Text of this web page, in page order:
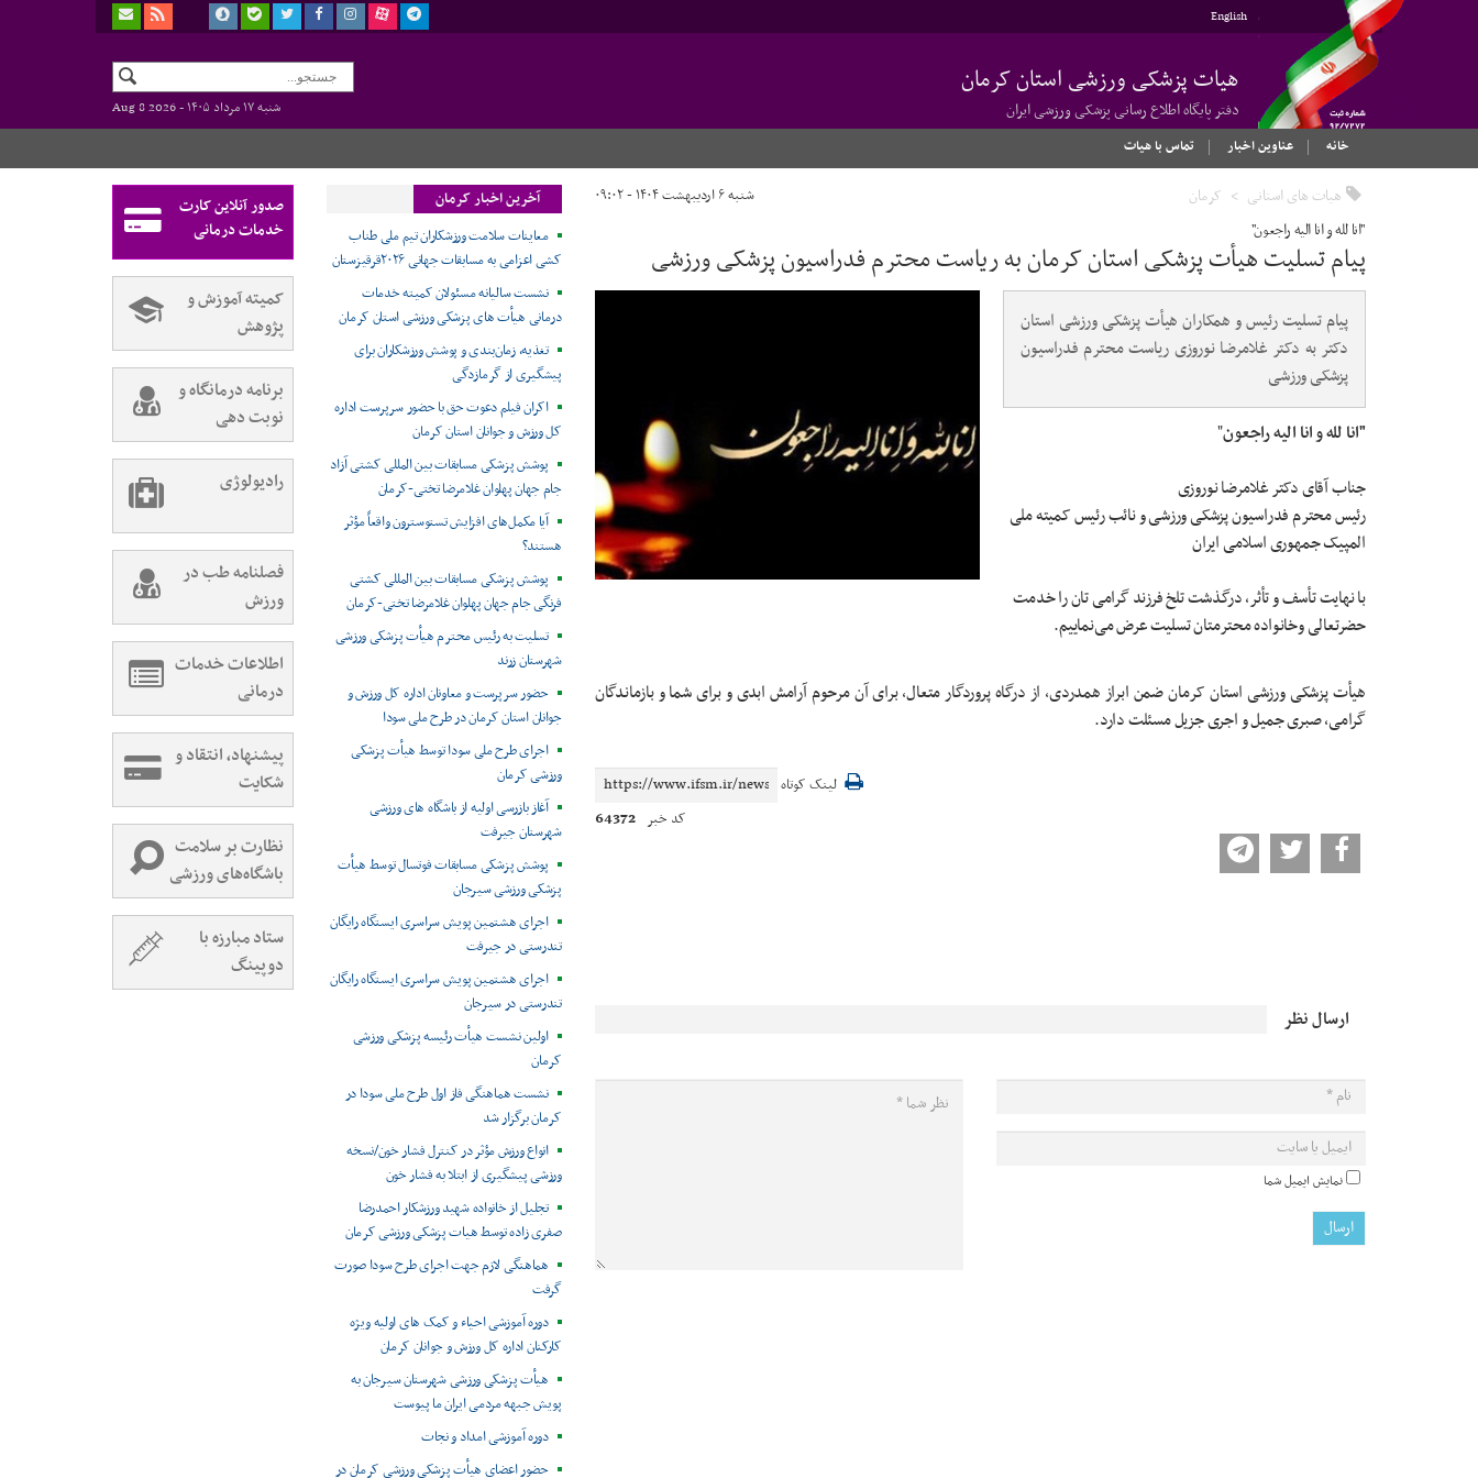
English
هیات پزشکی ورزشی استان کرمان
دفتر پایگاه اطلاع رسانی پزشکی ورزشی ایران شنبه ۱۷ مرداد ۱۴۰۵ -
Aug 8 2026
خانه
عناوین اخبار تماس با هیات
هیات های استانی کرمان شنبه ۶ اردیبهشت ۱۴۰۴ - ۰۹:۰۲
"انا لله و انا الیه راجعون"
پیام تسلیت هیأت پزشکی استان کرمان به ریاست محترم فدراسیون پزشکی ورزشی
پیام تسلیت رئیس و همکاران هیأت پزشکی ورزشی استان
دکتر به دکتر غلامرضا نوروزی ریاست محترم فدراسیون
پزشکی ورزشی
"انا لله و انا الیه راجعون"
جناب آقای دکتر غلامرضا نوروزی
رئیس محترم فدراسیون پزشکی ورزشی و نائب رئیس کمیته ملی
المپیک جمهوری اسلامی ایران
با نهایت تأسف و تأثر، درگذشت تلخ فرزند گرامی تان را خدمت
حضرتعالی وخانواده محترمتان تسلیت عرض می‌نماییم.
هیأت پزشکی ورزشی استان کرمان ضمن ابراز همدردی، از درگاه پروردگار متعال، برای آن مرحوم آرامش ابدی و برای شما و بازماندگان
گرامی، صبری جمیل و اجری جزیل مسئلت دارد.
لینک کوتاه
کد خبر 64372
ارسال نظر
نمایش ایمیل شما
آخرین اخبار کرمان
معاینات سلامت ورزشکاران تیم ملی طناب
کشی اعزامی به مسابقات جهانی ۲۰۲۶قرقیزستان
نشست سالیانه مسئولان کمیته خدمات
درمانی هیأت های پزشکی ورزشی استان کرمان
تغذیه، زمان‌بندی و پوشش ورزشکاران برای
پیشگیری از گرمازدگی
اکران فیلم دعوت حق با حضور سرپرست اداره
کل ورزش و جوانان استان کرمان
پوشش پزشکی مسابقات بین المللی کشتی آزاد
جام جهان پهلوان غلامرضا تختی-کرمان
آیا مکمل‌های افزایش تستوسترون واقعاً مؤثر
هستند؟
پوشش پزشکی مسابقات بین المللی کشتی
فرنگی جام جهان پهلوان غلامرضا تختی-کرمان
تسلیت به رئیس محترم هیأت پزشکی ورزشی
شهرستان زرند
حضور سرپرست و معاونان اداره کل ورزش و
جوانان استان کرمان در طرح ملی سودا
اجرای طرح ملی سودا توسط هیأت پزشکی
ورزشی کرمان
آغاز بازرسی اولیه از باشگاه های ورزشی
شهرستان جیرفت
پوشش پزشکی مسابقات فوتسال توسط هیأت
پزشکی ورزشی سیرجان
اجرای هشتمین پویش سراسری ایستگاه رایگان
تندرستی در جیرفت
اجرای هشتمین پویش سراسری ایستگاه رایگان
تندرستی در سیرجان
اولین نشست هیأت رئیسه پزشکی ورزشی
کرمان
نشست هماهنگی فاز اول طرح ملی سودا در
کرمان برگزار شد
انواع ورزش مؤثر در کنترل فشار خون/نسخه
ورزشی پیشگیری از ابتلا به فشار خون
تجلیل از خانواده شهید ورزشکار احمدرضا
صفری زاده توسط هیات پزشکی ورزشی کرمان
هماهنگی لازم جهت اجرای طرح سودا صورت
گرفت
دوره آموزشی احیاء و کمک های اولیه ویژه
کارکنان اداره کل ورزش و جوانان کرمان
هیأت پزشکی ورزشی شهرستان سیرجان به
پویش جبهه مردمی ایران ما پیوست
دوره آموزشی امداد و نجات
حضور اعضای هیأت پزشکی ورزشی کرمان در
صدور آنلاین کارت
خدمات درمانی
کمیته آموزش و
پژوهش
برنامه درمانگاه و
نوبت دهی
رادیولوژی
فصلنامه طب در
ورزش
اطلاعات خدمات
درمانی
پیشنهاد، انتقاد و
شکایت
نظارت بر سلامت
باشگاه‌های ورزشی
ستاد مبارزه با
دوپینگ